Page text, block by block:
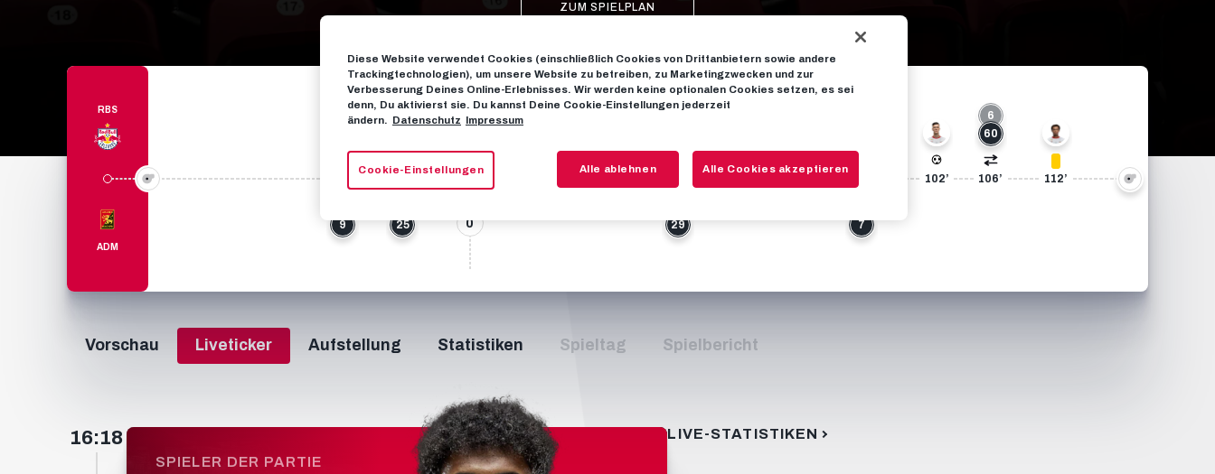
ZUM SPIELPLAN
RBS
ADM
9 25 0
+9
29 7
30
102’
60
6
106’
10
112’
Vorschau Liveticker Aufstellung Statistiken Spieltag Spielbericht
16:18
SPIELER DER PARTIE
LIVE-STATISTIKEN
Diese Website verwendet Cookies (einschließlich Cookies von Drittanbietern sowie andere
Trackingtechnologien), um unsere Website zu betreiben, zu Marketingzwecken und zur
Verbesserung Deines Online-Erlebnisses. Wir werden keine optionalen Cookies setzen, es sei
denn, Du aktivierst sie. Du kannst Deine Cookie-Einstellungen jederzeit
ändern. Datenschutz Impressum
Cookie-Einstellungen Alle ablehnen Alle Cookies akzeptieren